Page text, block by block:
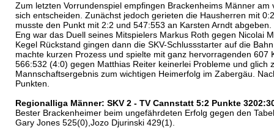
Zum letzten Vorrundenspiel empfingen Brackenheims Männer
sich entscheiden. Zunächst jedoch gerieten die Hausherren mit
musste den Punkt mit 2:2 und 547:553 an Karsten Arndt
Eng war das Duell seines Mitspielers Markus Roth gegen Nicolai
Kegel Rückstand gingen dann die SKV-Schlussstarter auf die
machte kurzen Prozess und spielte mit ganz hervorragenden
566:532 (4:0) gegen Matthias Reiter keinerlei Probleme und
Mannschaftsergebnis zum wichtigen Heimerfolg im Zabergäu.
Punkten.
Regionalliga Männer: SKV 2 - TV Cannstatt 5:2 Punkte
Bester Brackenheimer beim ungefährdeten Erfolg gegen den
Gary Jones 525(0),Jozo Djurinski 429(1).